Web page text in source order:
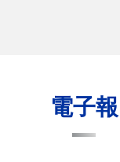
電子報